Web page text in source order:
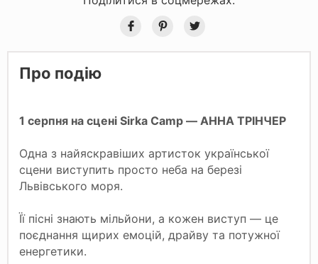
Про подію
1 серпня на сцені Sirka Camp — АННА ТРІНЧЕР
Одна з найяскравіших артисток української
сцени виступить просто неба на березі
Львівського моря.
Її пісні знають мільйони, а кожен виступ — це
поєднання щирих емоцій, драйву та потужної
енергетики.